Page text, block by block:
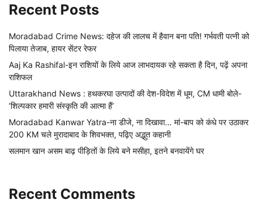
Recent Posts
Moradabad Crime News: दहेज की लालच में हैवान बना पति! गर्भवती पत्नी को
पिलाया तेजाब, हायर सेंटर रेफर
Aaj Ka Rashifal-इन राशियों के लिये आज लाभदायक रहे सकता है दिन, पढ़ें अपना
राशिफल
Uttarakhand News : हथकरघा उत्पादों की देश-विदेश में धूम, CM धामी बोले-
‘शिल्पकार हमारी संस्कृति की आत्मा हैं’
Moradabad Kanwar Yatra-ना डीजे, ना दिखावा… मां-बाप को कंधे पर उठाकर
200 KM चले मुरादाबाद के शिवभक्त, पढ़िए अद्भुत कहानी
सलमान खान असम बाढ़ पीड़ितों के लिये बने मसीहा, इतने बनवायेंगे घर
Recent Comments